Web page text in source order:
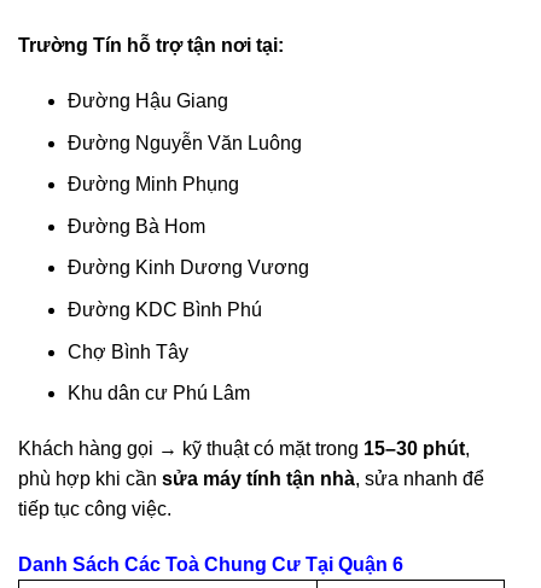
Trường Tín hỗ trợ tận nơi tại:
Đường Hậu Giang
Đường Nguyễn Văn Luông
Đường Minh Phụng
Đường Bà Hom
Đường Kinh Dương Vương
Đường KDC Bình Phú
Chợ Bình Tây
Khu dân cư Phú Lâm
Khách hàng gọi → kỹ thuật có mặt trong 15–30 phút,
phù hợp khi cần sửa máy tính tận nhà, sửa nhanh để
tiếp tục công việc.
Danh Sách Các Toà Chung Cư Tại Quận 6